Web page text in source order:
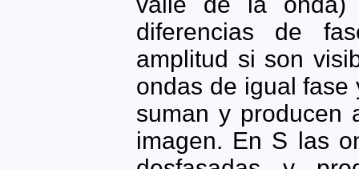
diferencias de
amplitud si son
ondas de igual fase
suman y producen
imagen. En S las